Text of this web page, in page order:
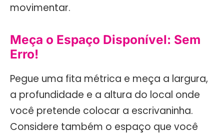
movimentar.
Meça o Espaço Disponível: Sem
Erro!
Pegue uma fita métrica e meça a largura,
a profundidade e a altura do local onde
você pretende colocar a escrivaninha.
Considere também o espaço que você